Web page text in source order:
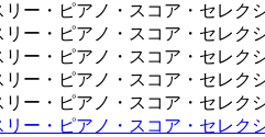
・ピアノ・スコア・セレク
・ピアノ・スコア・セレク
・ピアノ・スコア・セレク
・ピアノ・スコア・セレク
・ピアノ・スコア・セレク
リー・ピアノ・スコア・セレク